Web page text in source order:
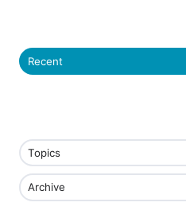
Recent
Topics
Archive